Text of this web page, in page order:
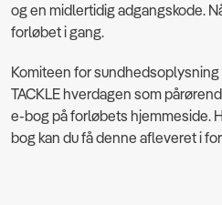
og en midlertidig adgangskode.
forløbet i gang.
Komiteen for
TACKLE hverdagen som
e-bog på forløbets hjemmeside.
bog kan du få denne afleveret i